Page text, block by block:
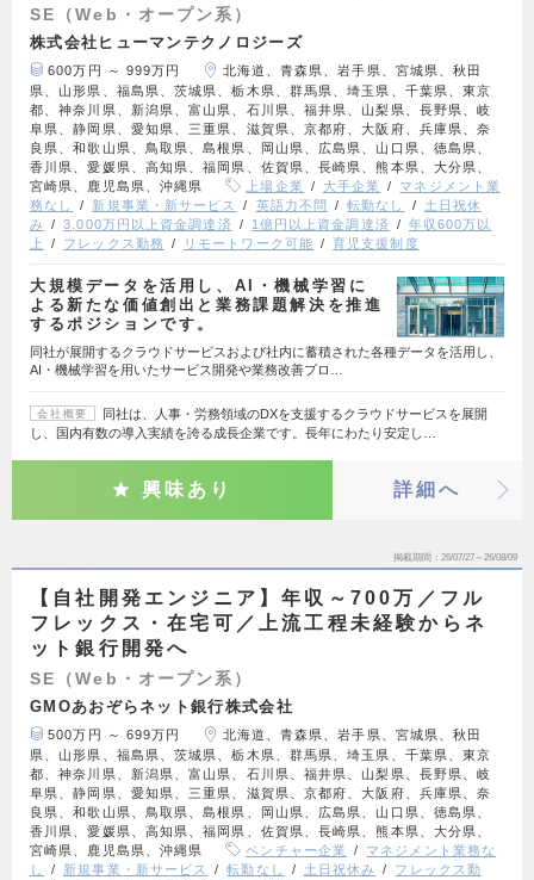
SE（Web・オープン系）
株式会社ヒューマンテクノロジーズ
600万円 ～ 999万円
北海道、青森県、岩手県、宮城県、秋田
県、山形県、福島県、茨城県、栃木県、群馬県、埼玉県、千葉県、東京
都、神奈川県、新潟県、富山県、石川県、福井県、山梨県、長野県、岐
阜県、静岡県、愛知県、三重県、滋賀県、京都府、大阪府、兵庫県、奈
良県、和歌山県、鳥取県、島根県、岡山県、広島県、山口県、徳島県、
香川県、愛媛県、高知県、福岡県、佐賀県、長崎県、熊本県、大分県、
宮崎県、鹿児島県、沖縄県
上場企業 大手企業
マネジメント業
務なし
新規事業・新サービス 英語力不問 転勤なし
土日祝休
み
3,000万円以上資金調達済 1億円以上資金調達済
年収600万以
上
フレックス勤務 リモートワーク可能 育児支援制度
大規模データを活用し、AI・機械学習に
よる新たな価値創出と業務課題解決を推進
するポジションです。
同社が展開するクラウドサービスおよび社内に蓄積された各種データを活用し、
AI・機械学習を用いたサービス開発や業務改善プロ…
会社概要
同社は、人事・労務領域のDXを支援するクラウドサービスを展開
し、国内有数の導入実績を誇る成長企業です。長年にわたり安定し…
興味あり 詳細へ
掲載期間 26/07/27～26/08/09
【自社開発エンジニア】年収～700万／フル
フレックス・在宅可／上流工程未経験からネ
ット銀行開発へ
SE（Web・オープン系）
GMOあおぞらネット銀行株式会社
500万円 ～ 699万円
北海道、青森県、岩手県、宮城県、秋田
県、山形県、福島県、茨城県、栃木県、群馬県、埼玉県、千葉県、東京
都、神奈川県、新潟県、富山県、石川県、福井県、山梨県、長野県、岐
阜県、静岡県、愛知県、三重県、滋賀県、京都府、大阪府、兵庫県、奈
良県、和歌山県、鳥取県、島根県、岡山県、広島県、山口県、徳島県、
香川県、愛媛県、高知県、福岡県、佐賀県、長崎県、熊本県、大分県、
宮崎県、鹿児島県、沖縄県
ベンチャー企業
マネジメント業務な
し
新規事業・新サービス 転勤なし 土日祝休み
フレックス勤